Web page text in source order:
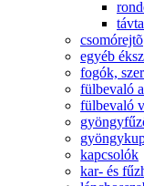
csomórejtõ
egyéb
fogók,
fülbevaló
fülbevaló
kapcsolók
kar- és